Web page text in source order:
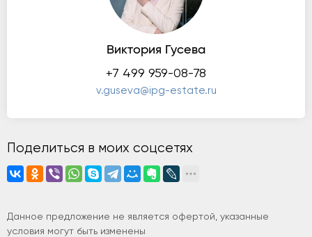
Виктория Гусева
+7 499 959-08-78
v.guseva@ipg-estate.ru
Поделиться в моих соцсетях
Данное предложение не является офертой, указанные
условия могут быть изменены